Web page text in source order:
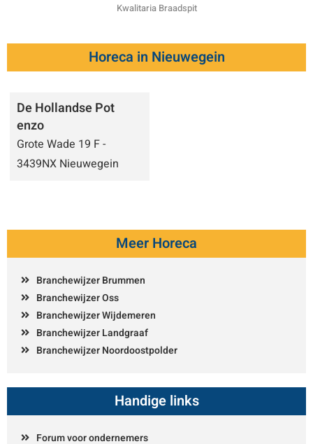
Kwalitaria Braadspit
Horeca in Nieuwegein
De Hollandse Pot
enzo
Grote Wade 19 F -
3439NX Nieuwegein
Meer Horeca
Branchewijzer Brummen
Branchewijzer Oss
Branchewijzer Wijdemeren
Branchewijzer Landgraaf
Branchewijzer Noordoostpolder
Handige links
Forum voor ondernemers